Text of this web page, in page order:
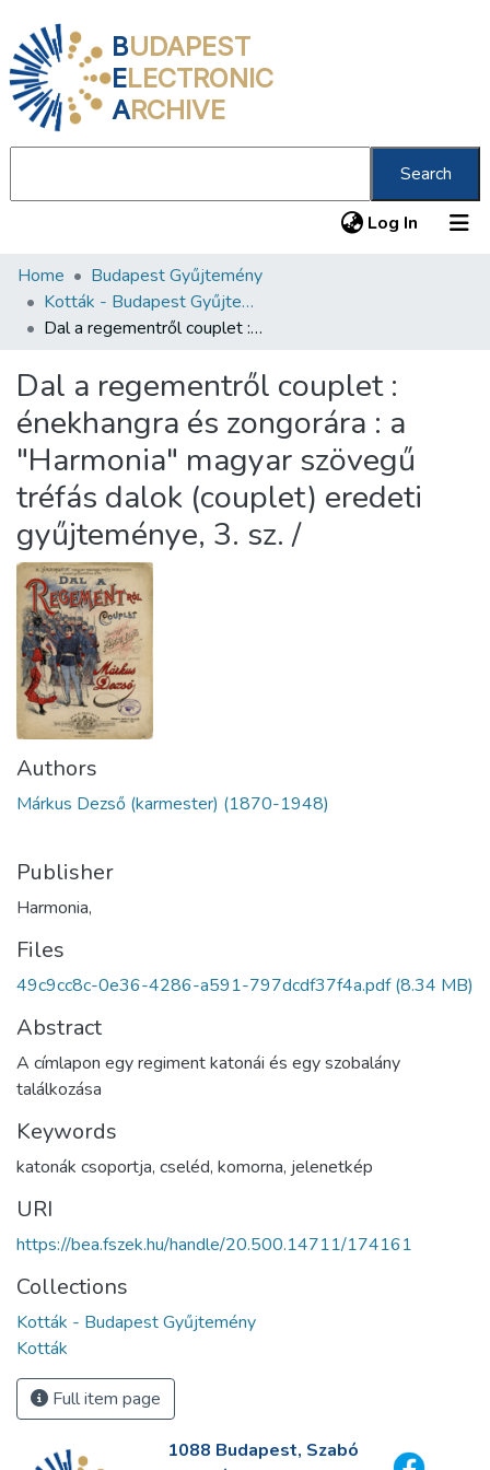
BUDAPEST
ELECTRONIC
ARCHIVE
Search
Log In (current)
Communities & Collections
All of DSpace
About us
Home
Budapest Gyűjtemény
Kották - Budapest Gyűjtemény
Dal a regementről couplet : énekhangra és zongorára : a "Harmonia" magyar szövegű tréfás dalok (couplet) eredeti gyűjteménye, 3. sz. /
Dal a regementről couplet :
énekhangra és zongorára : a
"Harmonia" magyar szövegű
tréfás dalok (couplet) eredeti
gyűjteménye, 3. sz. /
Authors
Márkus Dezső (karmester) (1870-1948)
Publisher
Harmonia,
Files
49c9cc8c-0e36-4286-a591-797dcdf37f4a.pdf(8.34 MB)
Abstract
A címlapon egy regiment katonái és egy szobalány
találkozása
Keywords
katonák csoportja, cseléd, komorna, jelenetkép
URI
https://bea.fszek.hu/handle/20.500.14711/174161
Collections
Kották - Budapest Gyűjtemény
Kották
Full item page
1088 Budapest, Szabó